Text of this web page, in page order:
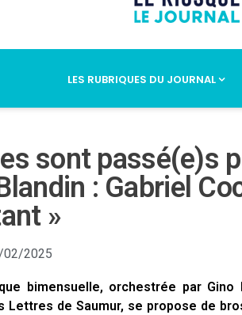
LES RUBRIQUES DU JOURNAL
sont passé(e)s
: Gabriel
»
02/2025
bimensuelle, orchestrée par
Lettres de Saumur, se propose de